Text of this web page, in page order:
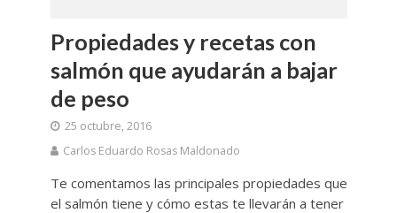
Propiedades y recetas con
salmón que ayudarán a bajar
de peso
25 octubre, 2016
Carlos Eduardo Rosas Maldonado
Te comentamos las principales propiedades que
el salmón tiene y cómo estas te llevarán a tener